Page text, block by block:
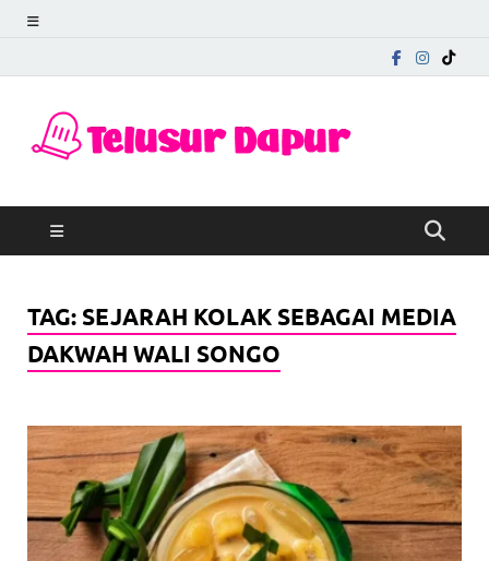
TAG: SEJARAH KOLAK SEBAGAI MEDIA
DAKWAH WALI SONGO